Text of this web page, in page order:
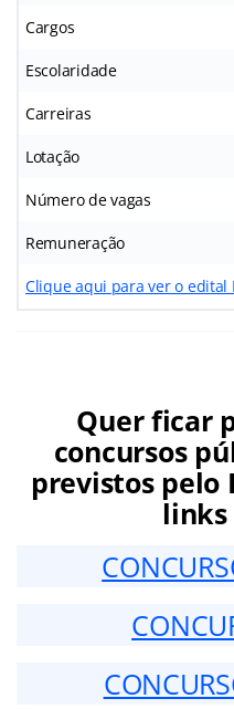
Cargos
Escolaridade
Carreiras
Lotação
Número de vagas
Remuneração
Clique aqui para ver o edital
Quer ficar
concursos
previstos pelo
links